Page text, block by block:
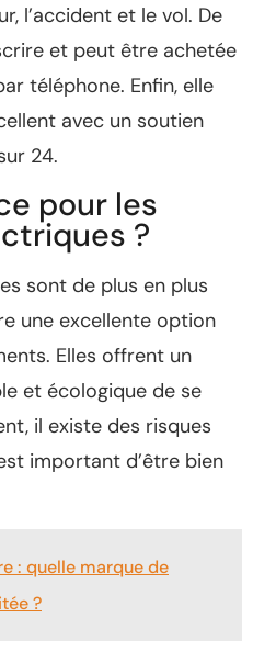
l’accident et le vol. De
et peut être achetée
téléphone. Enfin, elle
avec un soutien
24.
pour les
?
sont de plus en plus
une excellente option
Elles offrent un
et écologique de se
il existe des risques
important d’être bien
: quelle marque de
?